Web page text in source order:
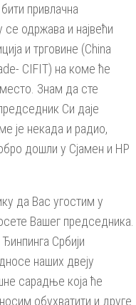
привлачна
одржава и највећи
и трговине (China
CIFIT) на коме ће
Знам да сте
Си даје
је некада и радио,
дошли у Сјамен и НР
да Вас угостим у
Вашег председника.
Србији
наших двеју
сарадње која ће
обухватити и друге